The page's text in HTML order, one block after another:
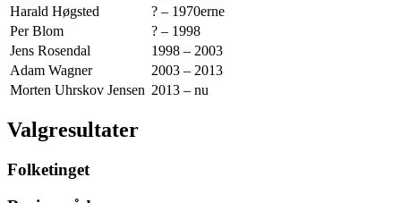
Harald Høgsted
? – 1970erne
Per Blom
? – 1998
Jens Rosendal
1998 – 2003
Adam Wagner
2003 – 2013
Morten Uhrskov Jensen 2013 – nu
Valgresultater
Folketinget